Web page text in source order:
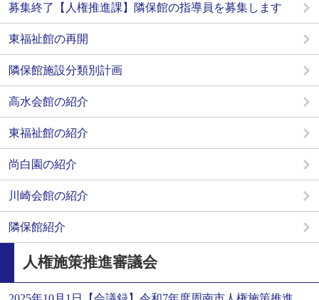
募集終了【人権推進課】隣保館の指導員を募集します
東福祉館の再開
隣保館施設分類別計画
高水会館の紹介
東福祉館の紹介
尚白園の紹介
川崎会館の紹介
隣保館紹介
人権施策推進審議会